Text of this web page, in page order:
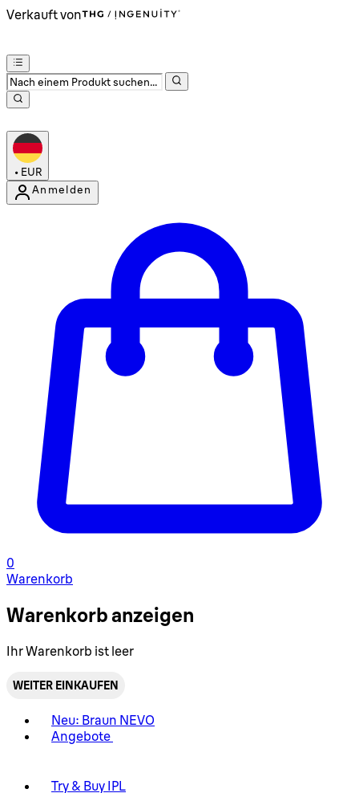
Verkauft von
• EUR
Anmelden
0
Warenkorb
Warenkorb anzeigen
Ihr Warenkorb ist leer
WEITER EINKAUFEN
Neu: Braun NEVO
Angebote
Try & Buy IPL